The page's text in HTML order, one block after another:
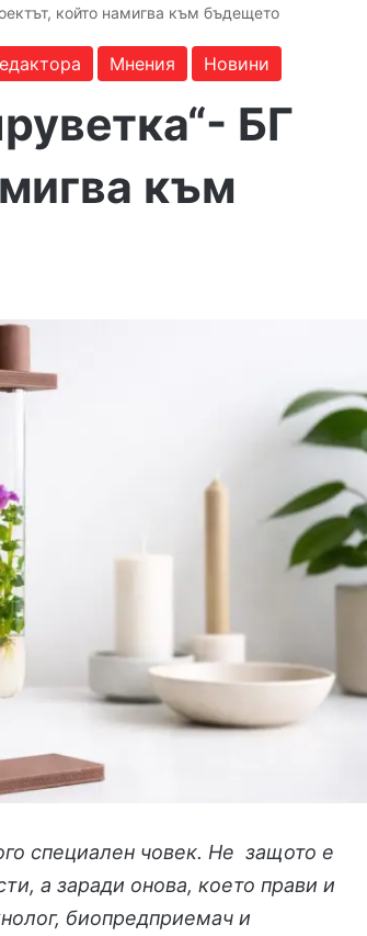
който намигва към бъдещето
Мнения Новини
БГ
към
специален човек. Не защото е
а заради онова, което прави и
биопредприемач и